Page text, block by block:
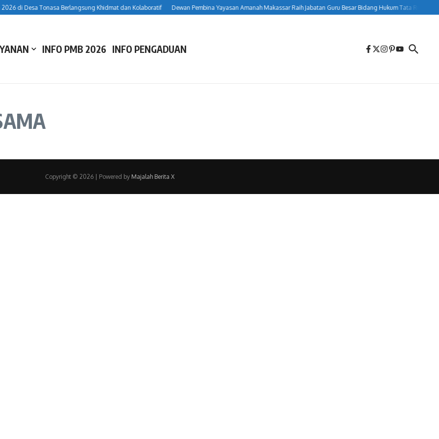
di Desa Tonasa Berlangsung Khidmat dan Kolaboratif Dewan Pembina Yayasan Amanah Makassar Raih Jabatan Guru Besar Bidang Hukum Tata Ruang
INFO PMB 2026 INFO PENGADUAN
Copyright © 2026 | Powered by Majalah Berita X